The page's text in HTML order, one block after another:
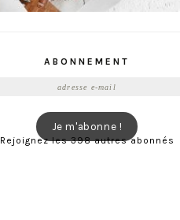
ABONNEMENT
Je m'abonne !
Rejoignez les 398 autres abonnés